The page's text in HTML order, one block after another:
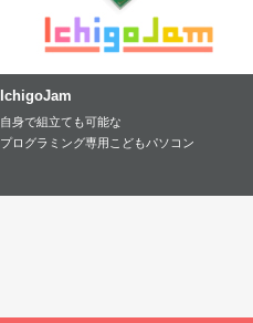
IchigoJam
自身で組立ても可能な
プログラミング専用こどもパソコン